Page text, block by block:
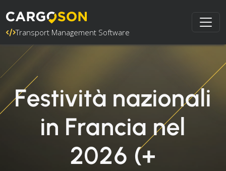
Transport Management Software
Festività nazionali
in Francia nel
2026 (+